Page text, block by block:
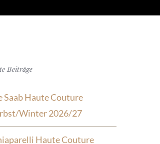
Beiträge
Saab Haute Couture
Winter 2026/27
Haute Couture